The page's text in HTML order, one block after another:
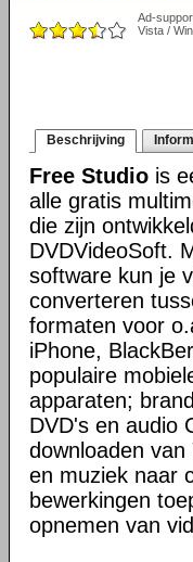
Ad-
Vista /
Beschrijving
Free Studio is
alle gratis
die zijn
DVDVideoSoft.
software kun je
converteren
formaten voor
iPhone,
populaire
apparaten;
DVD's en audio
downloaden van
en muziek naar
bewerkingen
opnemen van